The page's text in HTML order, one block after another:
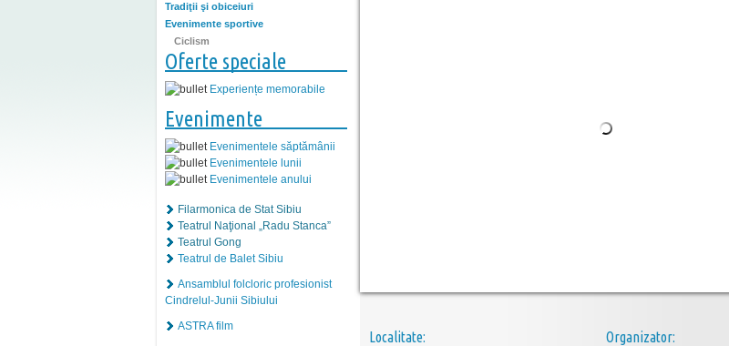
Tradiţii şi obiceiuri
Evenimente sportive
Ciclism
Oferte speciale
Experiențe memorabile
Evenimente
Evenimentele săptămânii
Evenimentele lunii
Evenimentele anului
Filarmonica de Stat Sibiu
Teatrul Naţional „Radu Stanca”
Teatrul Gong
Teatrul de Balet Sibiu
Ansamblul folcloric profesionist
Cindrelul-Junii Sibiului
ASTRA film
Localitate: Organizator: